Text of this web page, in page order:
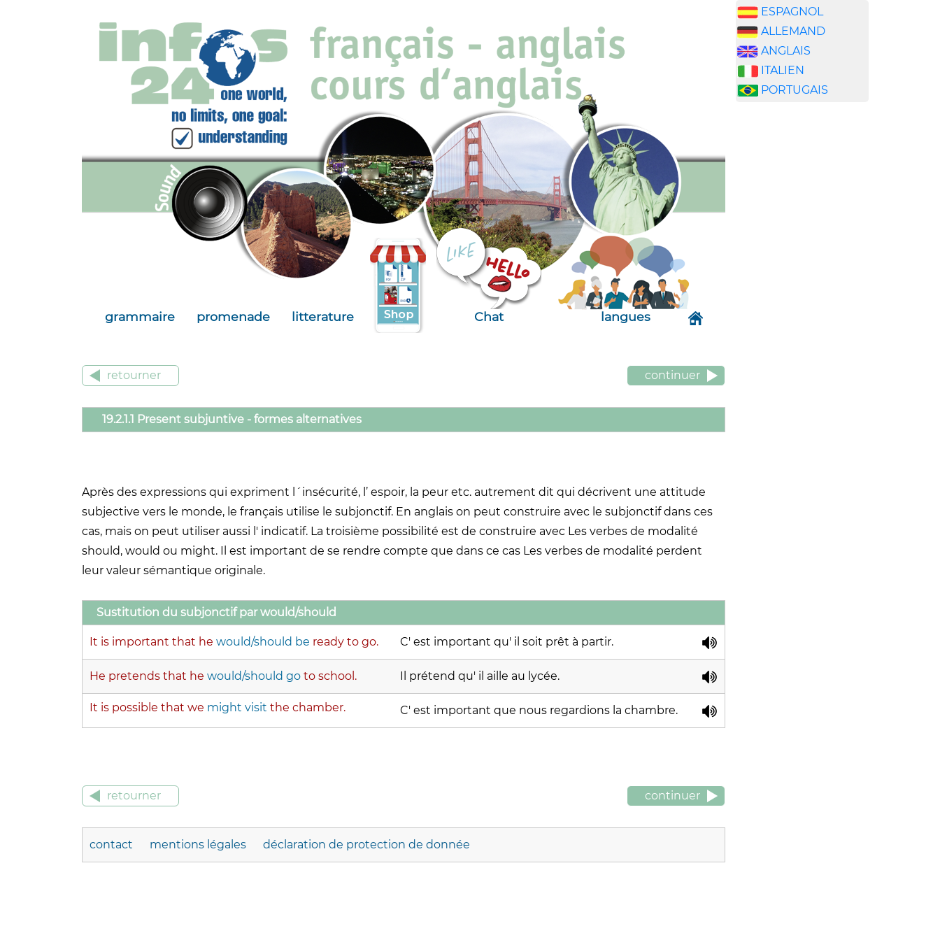
grammaire promenade litterature Chat langues
retourner continuer
19.2.1.1 Present subjuntive - formes alternatives
Après des expressions qui expriment l´insécurité, l’ espoir, la peur etc. autrement dit qui décrivent une attitude
subjective vers le monde, le français utilise le subjonctif. En anglais on peut construire avec le subjonctif dans ces
cas, mais on peut utiliser aussi l' indicatif. La troisième possibilité est de construire avec Les verbes de modalité
should, would ou might. Il est important de se rendre compte que dans ce cas Les verbes de modalité perdent
leur valeur sémantique originale.
Sustitution du subjonctif par would/should
It is important that he would/should be ready to go. C' est important qu' il soit prêt à partir.
He pretends that he would/should go to school. Il prétend qu' il aille au lycée.
It is possible that we might visit the chamber. C' est important que nous regardions la chambre.
retourner continuer
contact mentions légales déclaration de protection de donnée
ESPAGNOL
ALLEMAND
ANGLAIS
ITALIEN
PORTUGAIS